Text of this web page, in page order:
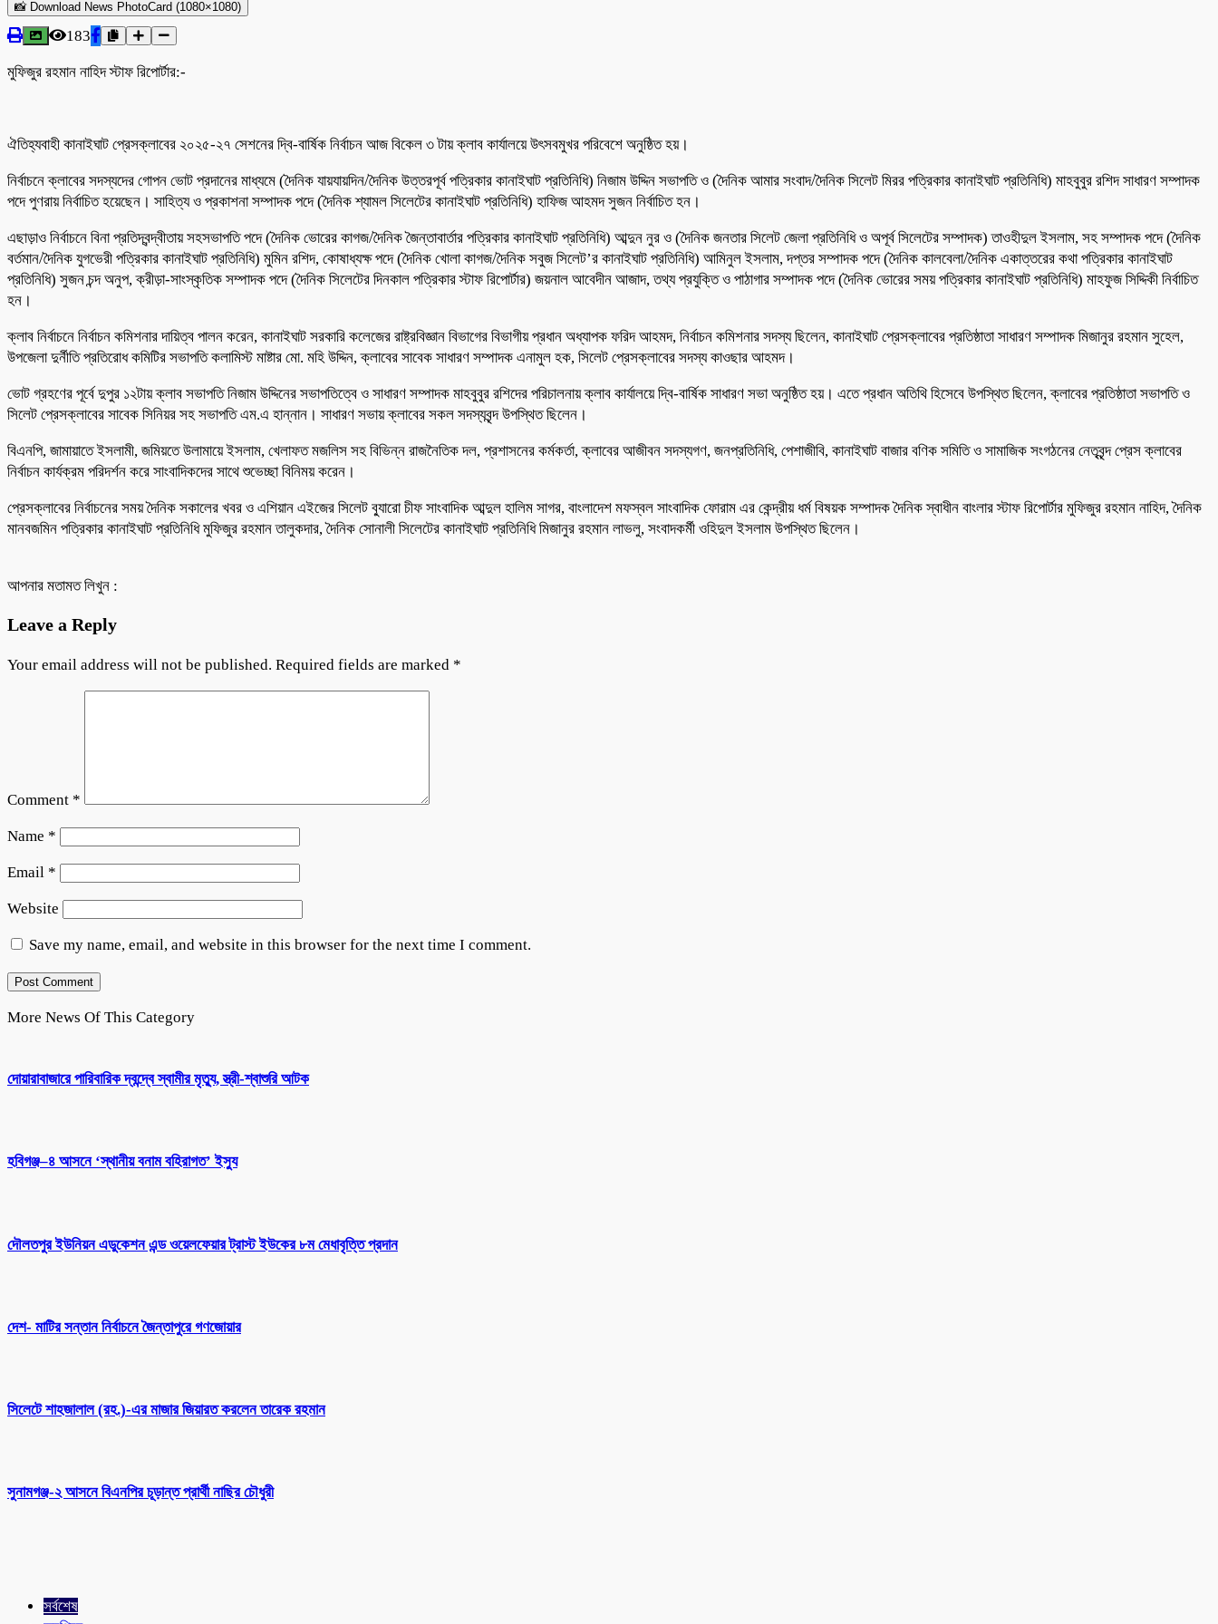
📸 Download News PhotoCard (1080×1080)
183
মুফিজুর রহমান নাহিদ স্টাফ রিপোর্টার:-
ঐতিহ্যবাহী কানাইঘাট প্রেসক্লাবের ২০২৫-২৭ সেশনের দ্বি-বার্ষিক নির্বাচন আজ বিকেল ৩ টায় ক্লাব কার্যালয়ে উৎসবমুখর পরিবেশে অনুষ্ঠিত হয়।
নির্বাচনে ক্লাবের সদস্যদের গোপন ভোট প্রদানের মাধ্যমে (দৈনিক যায়যায়দিন/দৈনিক উত্তরপূর্ব পত্রিকার কানাইঘাট প্রতিনিধি) নিজাম উদ্দিন সভাপতি ও (দৈনিক আমার সংবাদ/দৈনিক সিলেট মিরর পত্রিকার কানাইঘাট প্রতিনিধি) মাহবুবুর রশিদ সাধারণ সম্পাদক
পদে পুণরায় নির্বাচিত হয়েছেন। সাহিত্য ও প্রকাশনা সম্পাদক পদে (দৈনিক শ্যামল সিলেটের কানাইঘাট প্রতিনিধি) হাফিজ আহমদ সুজন নির্বাচিত হন।
এছাড়াও নির্বাচনে বিনা প্রতিদ্বন্দ্বীতায় সহসভাপতি পদে (দৈনিক ভোরের কাগজ/দৈনিক জৈন্তাবার্তার পত্রিকার কানাইঘাট প্রতিনিধি) আব্দুন নুর ও (দৈনিক জনতার সিলেট জেলা প্রতিনিধি ও অপূর্ব সিলেটের সম্পাদক) তাওহীদুল ইসলাম, সহ সম্পাদক পদে (দৈনিক
বর্তমান/দৈনিক যুগভেরী পত্রিকার কানাইঘাট প্রতিনিধি) মুমিন রশিদ, কোষাধ্যক্ষ পদে (দৈনিক খোলা কাগজ/দৈনিক সবুজ সিলেট’র কানাইঘাট প্রতিনিধি) আমিনুল ইসলাম, দপ্তর সম্পাদক পদে (দৈনিক কালবেলা/দৈনিক একাত্তরের কথা পত্রিকার কানাইঘাট
প্রতিনিধি) সুজন চন্দ অনুপ, ক্রীড়া-সাংস্কৃতিক সম্পাদক পদে (দৈনিক সিলেটের দিনকাল পত্রিকার স্টাফ রিপোর্টার) জয়নাল আবেদীন আজাদ, তথ্য প্রযুক্তি ও পাঠাগার সম্পাদক পদে (দৈনিক ভোরের সময় পত্রিকার কানাইঘাট প্রতিনিধি) মাহফুজ সিদ্দিকী নির্বাচিত
হন।
ক্লাব নির্বাচনে নির্বাচন কমিশনার দায়িত্ব পালন করেন, কানাইঘাট সরকারি কলেজের রাষ্ট্রবিজ্ঞান বিভাগের বিভাগীয় প্রধান অধ্যাপক ফরিদ আহমদ, নির্বাচন কমিশনার সদস্য ছিলেন, কানাইঘাট প্রেসক্লাবের প্রতিষ্ঠাতা সাধারণ সম্পাদক মিজানুর রহমান সুহেল,
উপজেলা দুর্নীতি প্রতিরোধ কমিটির সভাপতি কলামিস্ট মাষ্টার মো. মহি উদ্দিন, ক্লাবের সাবেক সাধারণ সম্পাদক এনামুল হক, সিলেট প্রেসক্লাবের সদস্য কাওছার আহমদ।
ভোট গ্রহণের পূর্বে দুপুর ১২টায় ক্লাব সভাপতি নিজাম উদ্দিনের সভাপতিত্বে ও সাধারণ সম্পাদক মাহবুবুর রশিদের পরিচালনায় ক্লাব কার্যালয়ে দ্বি-বার্ষিক সাধারণ সভা অনুষ্ঠিত হয়। এতে প্রধান অতিথি হিসেবে উপস্থিত ছিলেন, ক্লাবের প্রতিষ্ঠাতা সভাপতি ও
সিলেট প্রেসক্লাবের সাবেক সিনিয়র সহ সভাপতি এম.এ হান্নান। সাধারণ সভায় ক্লাবের সকল সদস্যবৃন্দ উপস্থিত ছিলেন।
বিএনপি, জামায়াতে ইসলামী, জমিয়তে উলামায়ে ইসলাম, খেলাফত মজলিস সহ বিভিন্ন রাজনৈতিক দল, প্রশাসনের কর্মকর্তা, ক্লাবের আজীবন সদস্যগণ, জনপ্রতিনিধি, পেশাজীবি, কানাইঘাট বাজার বণিক সমিতি ও সামাজিক সংগঠনের নেতৃবৃন্দ প্রেস ক্লাবের
নির্বাচন কার্যক্রম পরিদর্শন করে সাংবাদিকদের সাথে শুভেচ্ছা বিনিময় করেন।
প্রেসক্লাবের নির্বাচনের সময় দৈনিক সকালের খবর ও এশিয়ান এইজের সিলেট ব্যুারো চীফ সাংবাদিক আব্দুল হালিম সাগর, বাংলাদেশ মফস্বল সাংবাদিক ফোরাম এর কেন্দ্রীয় ধর্ম বিষয়ক সম্পাদক দৈনিক স্বাধীন বাংলার স্টাফ রিপোর্টার মুফিজুর রহমান নাহিদ, দৈনিক
মানবজমিন পত্রিকার কানাইঘাট প্রতিনিধি মুফিজুর রহমান তালুকদার, দৈনিক সোনালী সিলেটের কানাইঘাট প্রতিনিধি মিজানুর রহমান লাভলু, সংবাদকর্মী ওহিদুল ইসলাম উপস্থিত ছিলেন।
আপনার মতামত লিখুন :
Leave a Reply
Your email address will not be published. Required fields are marked *
Comment *
Name *
Email *
Website
Save my name, email, and website in this browser for the next time I comment.
More News Of This Category
দোয়ারাবাজারে পারিবারিক দ্বন্দ্বে স্বামীর মৃত্যু, স্ত্রী-শ্বাশুরি আটক
হবিগঞ্জ–৪ আসনে ‘স্থানীয় বনাম বহিরাগত’ ইস্যু
দৌলতপুর ইউনিয়ন এডুকেশন এন্ড ওয়েলফেয়ার ট্রাস্ট ইউকের ৮ম মেধাবৃত্তি প্রদান
দেশ- মাটির সন্তান নির্বাচনে জৈন্তাপুরে গণজোয়ার
সিলেটে শাহজালাল (রহ.)-এর মাজার জিয়ারত করলেন তারেক রহমান
সুনামগঞ্জ-২ আসনে বিএনপির চূড়ান্ত প্রার্থী নাছির চৌধুরী
সর্বশেষ